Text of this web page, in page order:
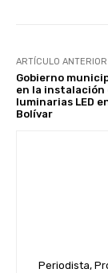
ARTÍCULO ANTERIOR
Gobierno
en la instalación
luminarias LED
Bolívar
Periodista,